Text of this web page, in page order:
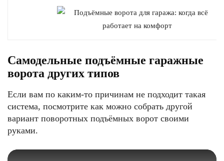
Самодельные подъёмные гаражные
ворота других типов
Если вам по каким-то причинам не подходит такая
система, посмотрите как можно собрать другой
вариант поворотных подъёмных ворот своими
руками.